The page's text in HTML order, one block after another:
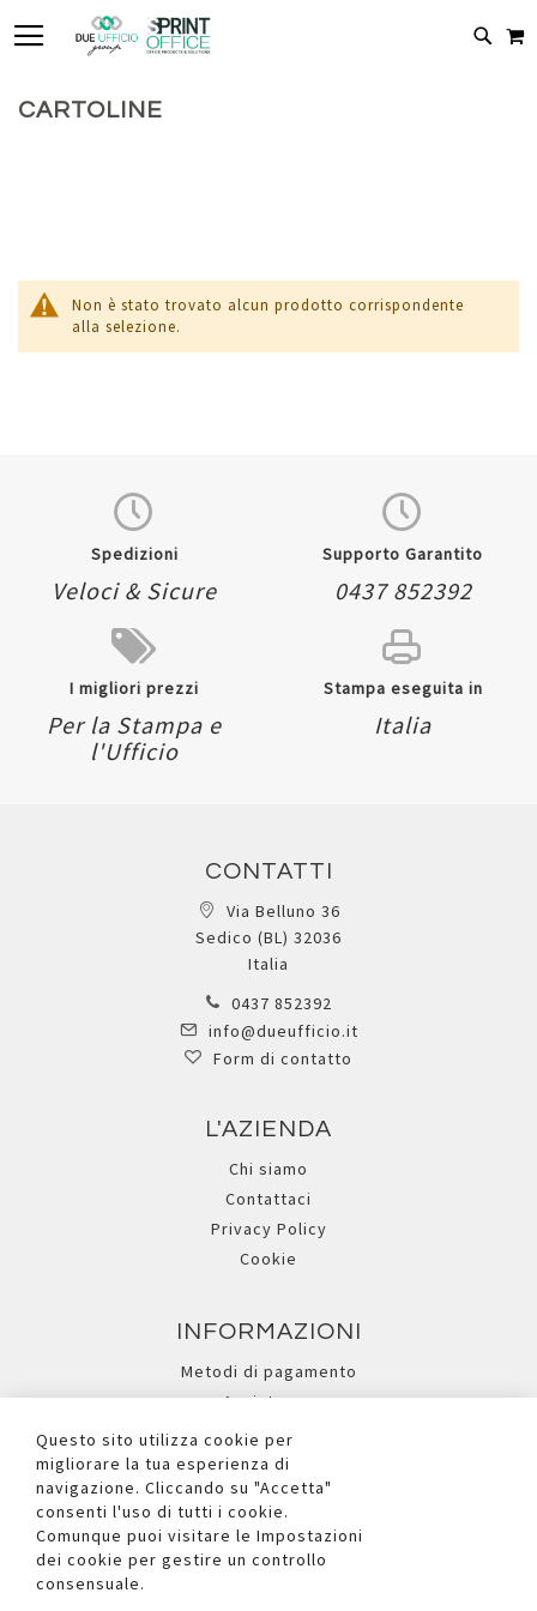
CERCA
CARTOLINE
Non è stato trovato alcun prodotto corrispondente
alla selezione.
Spedizioni
Veloci & Sicure
Supporto Garantito
0437 852392
I migliori prezzi
Per la Stampa e
l'Ufficio
Stampa eseguita in
Italia
CONTATTI
Via Belluno 36
Sedico (BL) 32036
Italia
0437 852392
info@dueufficio.it
Form di contatto
L'AZIENDA
Chi siamo
Contattaci
Privacy Policy
Cookie
INFORMAZIONI
Metodi di pagamento
Assistenza
Ricerca avanzata
I NOSTRI SOCIAL
Questo sito utilizza cookie per
migliorare la tua esperienza di
navigazione. Cliccando su "Accetta"
consenti l'uso di tutti i cookie.
Comunque puoi visitare le Impostazioni
dei cookie per gestire un controllo
consensuale.